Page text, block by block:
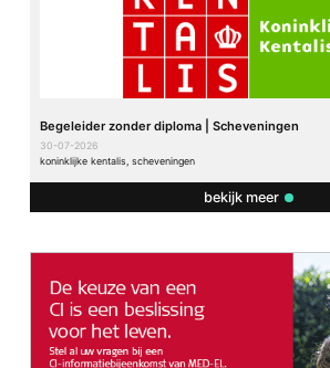
Begeleider zonder diploma | Scheveningen
30-07-2026
koninklijke kentalis, scheveningen
bekijk meer